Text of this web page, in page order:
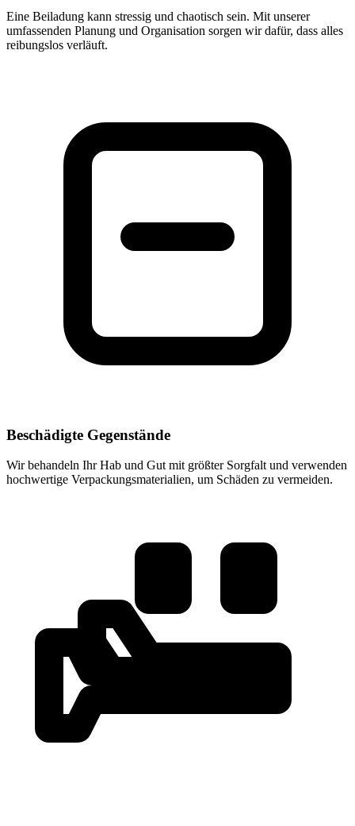
Eine Beiladung kann stressig und chaotisch sein. Mit unserer
umfassenden Planung und Organisation sorgen wir dafür, dass alles
reibungslos verläuft.
Beschädigte Gegenstände
Wir behandeln Ihr Hab und Gut mit größter Sorgfalt und verwenden
hochwertige Verpackungsmaterialien, um Schäden zu vermeiden.